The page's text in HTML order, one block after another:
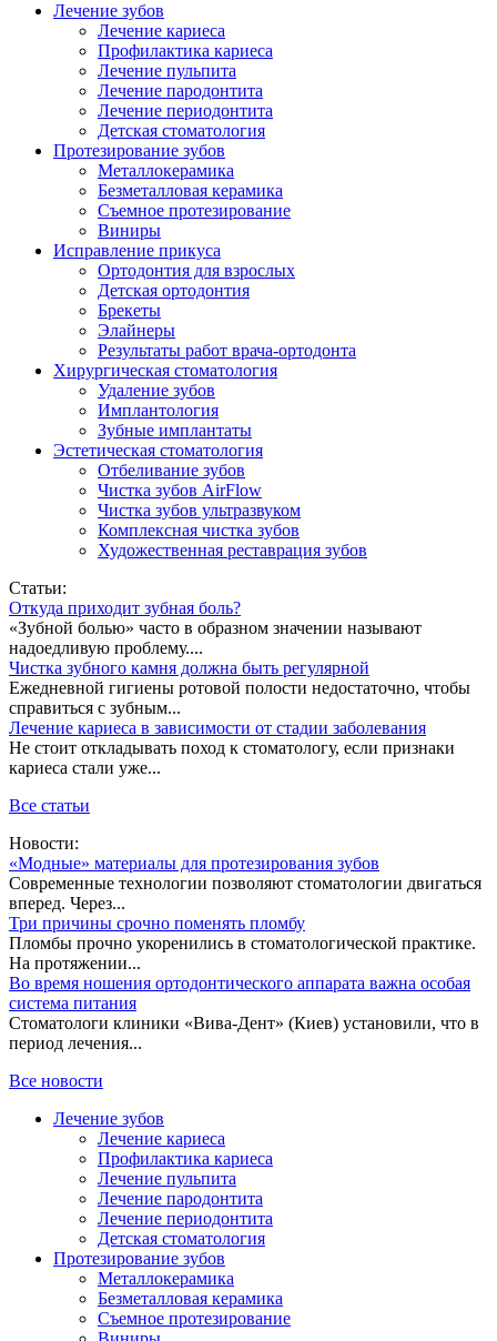
Лечение зубов
Лечение кариеса
Профилактика кариеса
Лечение пульпита
Лечение пародонтита
Лечение периодонтита
Детская стоматология
Протезирование зубов
Металлокерамика
Безметалловая керамика
Съемное протезирование
Виниры
Исправление прикуса
Ортодонтия для взрослых
Детская ортодонтия
Брекеты
Элайнеры
Результаты работ врача-ортодонта
Хирургическая стоматология
Удаление зубов
Имплантология
Зубные имплантаты
Эстетическая стоматология
Отбеливание зубов
Чистка зубов AirFlow
Чистка зубов ультразвуком
Комплексная чистка зубов
Художественная реставрация зубов
Статьи:
Откуда приходит зубная боль?
«Зубной болью» часто в образном значении называют
надоедливую проблему....
Чистка зубного камня должна быть регулярной
Ежедневной гигиены ротовой полости недостаточно, чтобы
справиться с зубным...
Лечение кариеса в зависимости от стадии заболевания
Не стоит откладывать поход к стоматологу, если признаки
кариеса стали уже...
Все статьи
Новости:
«Модные» материалы для протезирования зубов
Современные технологии позволяют стоматологии двигаться
вперед. Через...
Три причины срочно поменять пломбу
Пломбы прочно укоренились в стоматологической практике.
На протяжении...
Во время ношения ортодонтического аппарата важна особая
система питания
Стоматологи клиники «Вива-Дент» (Киев) установили, что в
период лечения...
Все новости
Лечение зубов
Лечение кариеса
Профилактика кариеса
Лечение пульпита
Лечение пародонтита
Лечение периодонтита
Детская стоматология
Протезирование зубов
Металлокерамика
Безметалловая керамика
Съемное протезирование